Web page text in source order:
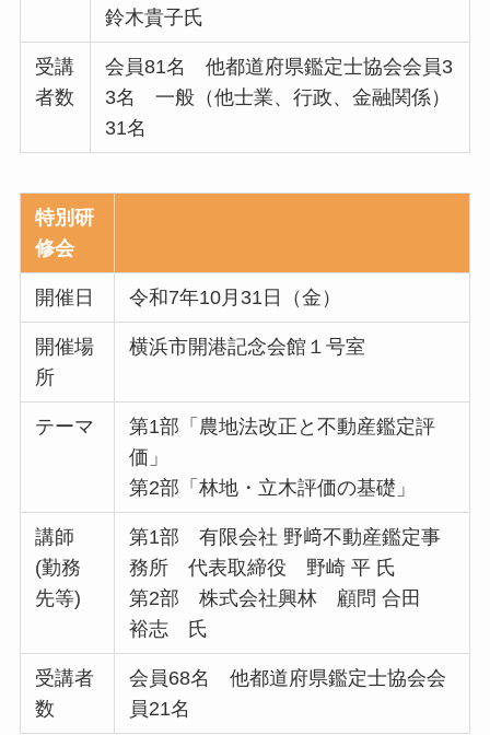
鈴木貴子氏
受講
者数
会員81名 他都道府県鑑定士協会会員3
3名 一般（他士業、行政、金融関係）
31名
特別研
修会
開催日 令和7年10月31日（金）
開催場
所
横浜市開港記念会館１号室
テーマ
第1部「農地法改正と不動産鑑定評
価」
第2部「林地・立木評価の基礎」
講師
(勤務
先等)
第1部 有限会社 野﨑不動産鑑定事
務所 代表取締役 野崎 平 氏
第2部 株式会社興林 顧問 合田
裕志 氏
受講者
数
会員68名 他都道府県鑑定士協会会
員21名